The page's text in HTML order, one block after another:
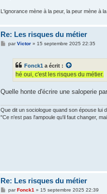
L'ignorance mène à la peur, la peur mène à
Re: Les risques du métier
MparVictor» 15 septembre 2025 22:35
Fonck1 a écrit :
hé oui, c'est les risques du métier.
Quelle honte d'écrire une saloperie
Que dit un sociologue quand son épouse lui
"Ce n'est pas l'ampoule qu'il faut changer,
Re: Les risques du métier
Mpar Fonck1» 15 septembre 2025 22:39